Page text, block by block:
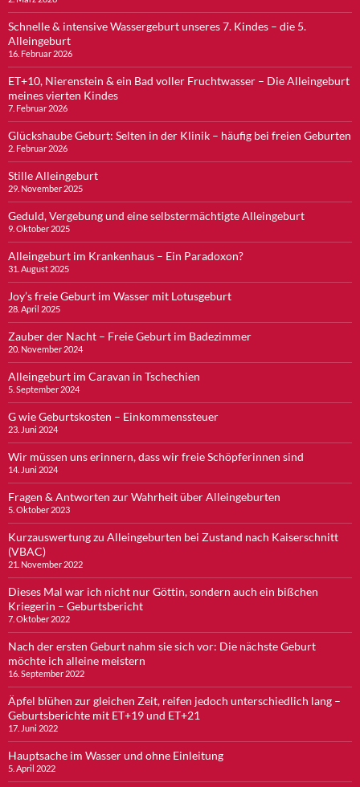
Schnelle & intensive Wassergeburt unseres 7. Kindes – die 5.
Alleingeburt
16. Februar 2026
ET+10, Nierenstein & ein Bad voller Fruchtwasser – Die Alleingeburt
meines vierten Kindes
7. Februar 2026
Glückshaube Geburt: Selten in der Klinik – häufig bei freien Geburten
2. Februar 2026
Stille Alleingeburt
29. November 2025
Geduld, Vergebung und eine selbstermächtigte Alleingeburt
9. Oktober 2025
Alleingeburt im Krankenhaus – Ein Paradoxon?
31. August 2025
Joy’s freie Geburt im Wasser mit Lotusgeburt
28. April 2025
Zauber der Nacht – Freie Geburt im Badezimmer
20. November 2024
Alleingeburt im Caravan in Tschechien
5. September 2024
G wie Geburtskosten – Einkommenssteuer
23. Juni 2024
Wir müssen uns erinnern, dass wir freie Schöpferinnen sind
14. Juni 2024
Fragen & Antworten zur Wahrheit über Alleingeburten
5. Oktober 2023
Kurzauswertung zu Alleingeburten bei Zustand nach Kaiserschnitt
(VBAC)
21. November 2022
Dieses Mal war ich nicht nur Göttin, sondern auch ein bißchen
Kriegerin – Geburtsbericht
7. Oktober 2022
Nach der ersten Geburt nahm sie sich vor: Die nächste Geburt
möchte ich alleine meistern
16. September 2022
Äpfel blühen zur gleichen Zeit, reifen jedoch unterschiedlich lang –
Geburtsberichte mit ET+19 und ET+21
17. Juni 2022
Hauptsache im Wasser und ohne Einleitung
5. April 2022